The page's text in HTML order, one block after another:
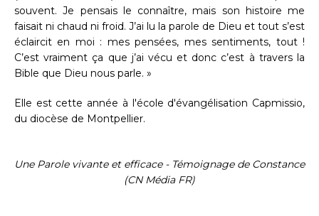
souvent. Je pensais le connaître, mais son histoire me
faisait ni chaud ni froid. J’ai lu la parole de Dieu et tout s’est
éclaircit en moi : mes pensées, mes sentiments, tout !
C’est vraiment ça que j’ai vécu et donc c’est à travers la
Bible que Dieu nous parle. »
Elle est cette année à l'école d'évangélisation Capmissio,
du diocèse de Montpellier.
Une Parole vivante et efficace - Témoignage de Constance
(CN Média FR)